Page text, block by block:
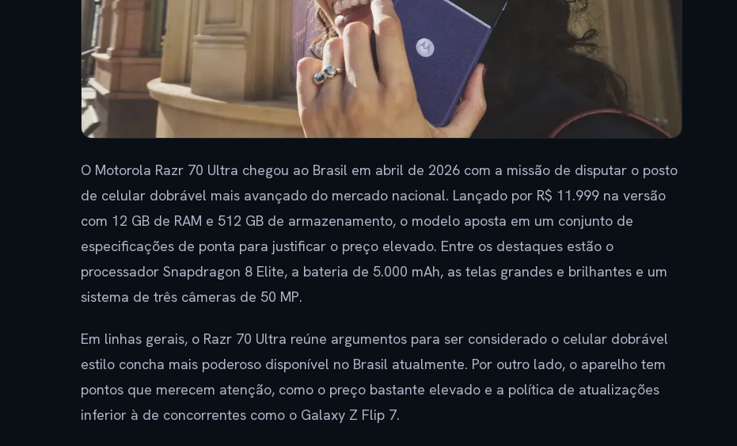
O Motorola Razr 70 Ultra chegou ao Brasil em abril de 2026 com a missão de disputar o posto
de celular dobrável mais avançado do mercado nacional. Lançado por R$ 11.999 na versão
com 12 GB de RAM e 512 GB de armazenamento, o modelo aposta em um conjunto de
especificações de ponta para justificar o preço elevado. Entre os destaques estão o
processador Snapdragon 8 Elite, a bateria de 5.000 mAh, as telas grandes e brilhantes e um
sistema de três câmeras de 50 MP.
Em linhas gerais, o Razr 70 Ultra reúne argumentos para ser considerado o celular dobrável
estilo concha mais poderoso disponível no Brasil atualmente. Por outro lado, o aparelho tem
pontos que merecem atenção, como o preço bastante elevado e a política de atualizações
inferior à de concorrentes como o Galaxy Z Flip 7.